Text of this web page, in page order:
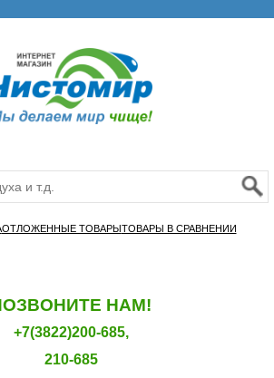
ОТЛОЖЕННЫЕ ТОВАРЫТОВАРЫ В СРАВНЕНИИ
НАМ!
+7(3822)200-685,
210-685